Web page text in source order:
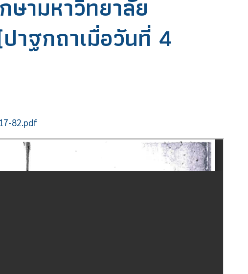
ามหาวิทยาลัย
าฐกถาเมื่อวันที่ 4
82.pdf